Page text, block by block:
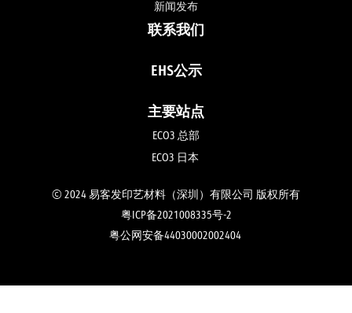
新闻发布
联系我们
EHS公示
主要站点
ECO3 总部
ECO3 日本
© 2024 易客发印艺材料（深圳）有限公司 版权所有
粤ICP备2021008335号-2
粤公网安备44030002002404